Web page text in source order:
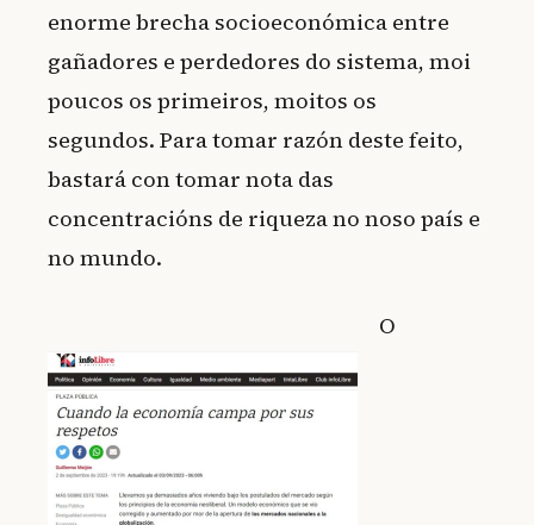
enorme brecha socioeconómica entre
gañadores e perdedores do sistema, moi
poucos os primeiros, moitos os
segundos. Para tomar razón deste feito,
bastará con tomar nota das
concentracións de riqueza no noso país e
no mundo.
O